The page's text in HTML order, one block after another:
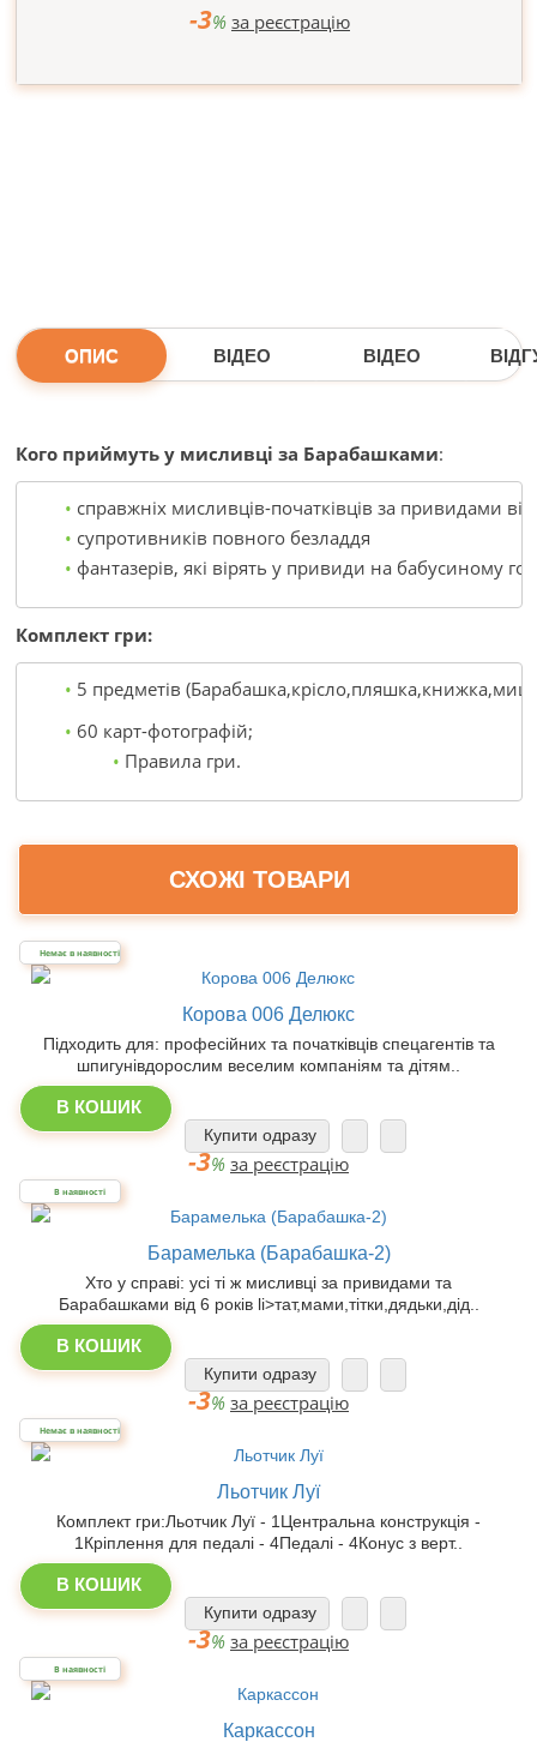
-3% за реєстрацію
ОПИС ВІДЕО ВІДЕО
Кого приймуть у мисливці за Барабашками:
справжніх мисливців-початківців за привидами
супротивників повного безладдя
фантазерів, які вірять у привиди на бабусиному
Комплект гри:
5 предметів
60 карт-фотографій;
Правила гри.
СХОЖІ ТОВАРИ
Немає в наявності
Корова 006 Делюкс
Підходить для: професійних та початківців спецагентів та
шпигунівдорослим веселим компаніям та дітям..
В КОШИК
Купити одразу
-3% за реєстрацію
В наявності
Барамелька (Барабашка-2)
Хто у справі: усі ті ж мисливці за привидами та
Барабашками від 6 років li>тат,мами,тітки,дядьки,дід..
В КОШИК
Купити одразу
-3% за реєстрацію
Немає в наявності
Льотчик Луї
Комплект гри:Льотчик Луї - 1Центральна конструкція -
1Кріплення для педалі - 4Педалі - 4Конус з верт..
В КОШИК
Купити одразу
-3% за реєстрацію
В наявності
Каркассон